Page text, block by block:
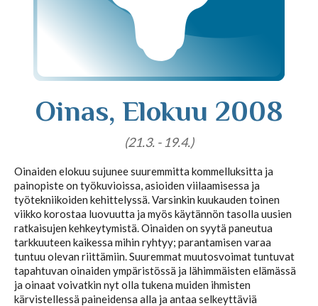
Tajunnanvirta -palvelu
Tietoa laskutuksesta
Horoskoopit
Oinas, Elokuu 2008
(21.3. - 19.4.)
Oinaiden elokuu sujunee suuremmitta kommelluksitta ja
painopiste on työkuvioissa, asioiden viilaamisessa ja
työtekniikoiden kehittelyssä. Varsinkin kuukauden toinen
viikko korostaa luovuutta ja myös käytännön tasolla uusien
ratkaisujen kehkeytymistä. Oinaiden on syytä paneutua
tarkkuuteen kaikessa mihin ryhtyy; parantamisen varaa
tuntuu olevan riittämiin. Suuremmat muutosvoimat tuntuvat
tapahtuvan oinaiden ympäristössä ja lähimmäisten elämässä
ja oinaat voivatkin nyt olla tukena muiden ihmisten
kärvistellessä paineidensa alla ja antaa selkeyttäviä